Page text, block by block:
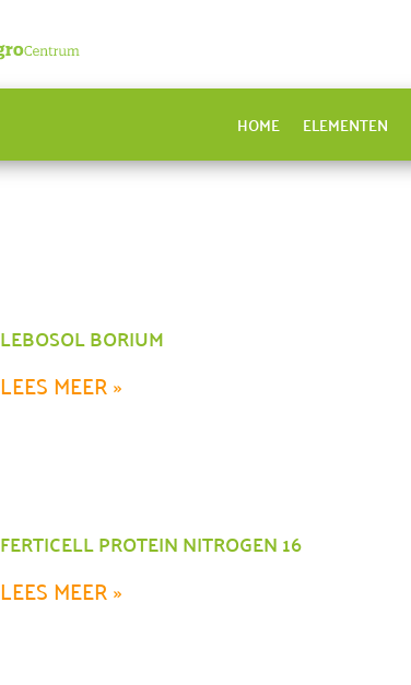
HOME ELEMENTEN
LEBOSOL BORIUM
LEES MEER »
FERTICELL PROTEIN NITROGEN 16
LEES MEER »